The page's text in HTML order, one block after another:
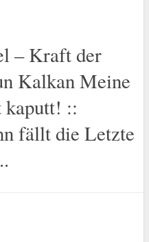
– Kraft der
Kalkan Meine
kaputt! ::
fällt die Letzte